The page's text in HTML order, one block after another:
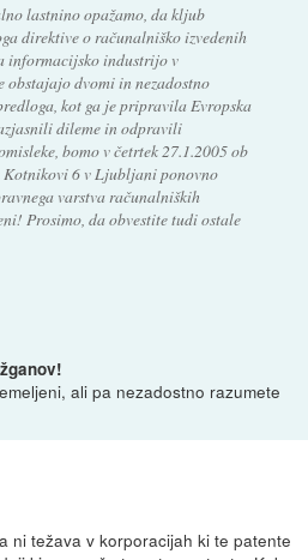
lastnino opažamo, da kljub
direktive o računalniško izvedenih
informacijsko industrijo v
obstajajo dvomi in nezadostno
kot ga je pripravila Evropska
dileme in odpravili
bomo v četrtek 27.1.2005 ob
Kotnikovi 6 v Ljubljani ponovno
varstva računalniških
Prosimo, da obvestite tudi ostale
ali pa nezadostno razumete
ni težava v korporacijah ki te patente